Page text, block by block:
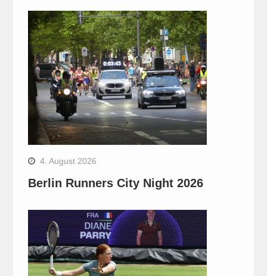
4. August 2026
Berlin Runners City Night 2026